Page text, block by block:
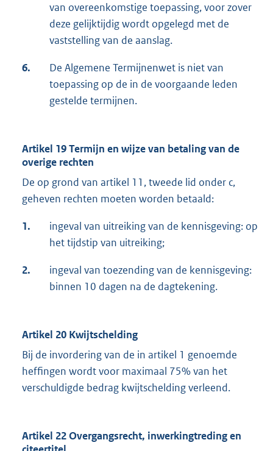
van overeenkomstige toepassing, voor zover
deze gelijktijdig wordt opgelegd met de
vaststelling van de aanslag.
6.
De Algemene Termijnenwet is niet van
toepassing op de in de voorgaande leden
gestelde termijnen.
Artikel 19 Termijn en wijze van betaling van de
overige rechten
De op grond van artikel 11, tweede lid onder c,
geheven rechten moeten worden betaald:
1.
ingeval van uitreiking van de kennisgeving: op
het tijdstip van uitreiking;
2.
ingeval van toezending van de kennisgeving:
binnen 10 dagen na de dagtekening.
Artikel 20 Kwijtschelding
Bij de invordering van de in artikel 1 genoemde
heffingen wordt voor maximaal 75% van het
verschuldigde bedrag kwijtschelding verleend.
Artikel 22 Overgangsrecht, inwerkingtreding en